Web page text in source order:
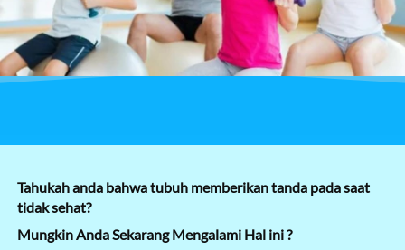
Tahukah anda bahwa tubuh memberikan tanda pada saat
tidak sehat?
Mungkin Anda Sekarang Mengalami Hal ini ?